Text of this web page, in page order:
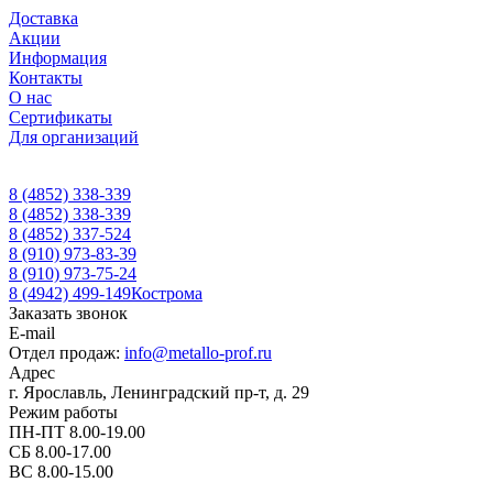
Доставка
Акции
Информация
Контакты
О нас
Сертификаты
Для организаций
8 (4852) 338-339
8 (4852) 338-339
8 (4852) 337-524
8 (910) 973-83-39
8 (910) 973-75-24
8 (4942) 499-149Кострома
Заказать звонок
E-mail
Отдел продаж: info@metallo-prof.ru
Адрес
г. Ярославль, Ленинградский пр-т, д. 29
Режим работы
ПН-ПТ 8.00-19.00
СБ 8.00-17.00
ВС 8.00-15.00